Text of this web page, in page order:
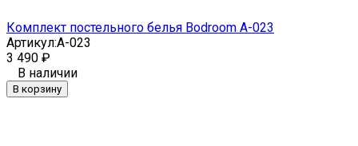
Комплект постельного белья Bodroom A-023
Артикул:A-023
3 490 ₽
В наличии
В корзину